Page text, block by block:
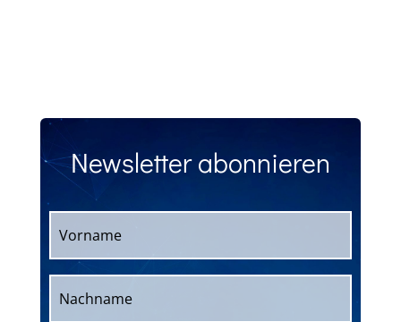
Newsletter abonnieren